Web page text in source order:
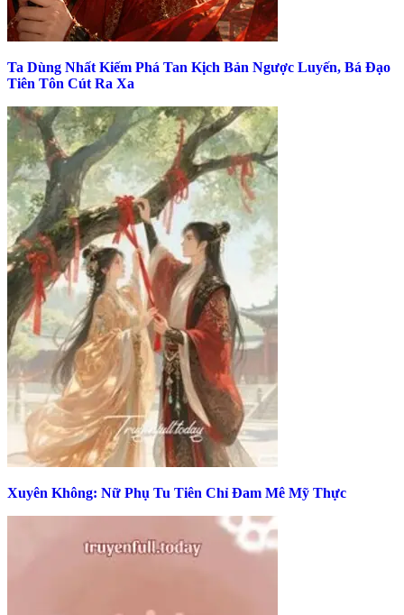
Ta Dùng Nhất Kiếm Phá Tan Kịch Bản Ngược Luyến, Bá Đạo
Tiên Tôn Cút Ra Xa
Xuyên Không: Nữ Phụ Tu Tiên Chỉ Đam Mê Mỹ Thực